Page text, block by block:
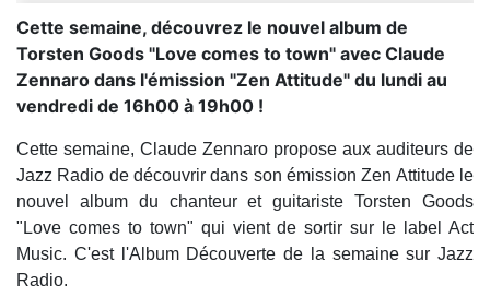
Cette semaine, découvrez le nouvel album de
Torsten Goods "Love comes to town" avec Claude
Zennaro dans l'émission "Zen Attitude" du lundi au
vendredi de 16h00 à 19h00 !
Cette semaine, Claude Zennaro propose aux auditeurs de
Jazz Radio de découvrir dans son émission Zen Attitude le
nouvel album du chanteur et guitariste Torsten Goods
"Love comes to town" qui vient de sortir sur le label Act
Music. C'est l'Album Découverte de la semaine sur Jazz
Radio.